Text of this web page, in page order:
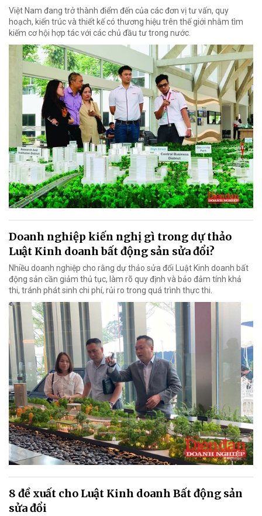
Việt Nam đang trở thành điểm đến của các đơn vị tư vấn, quy
hoạch, kiến trúc và thiết kế có thương hiệu trên thế giới nhằm tìm
kiếm cơ hội hợp tác với các chủ đầu tư trong nước.
Doanh nghiệp kiến nghị gì trong dự thảo
Luật Kinh doanh bất động sản sửa đổi?
Nhiều doanh nghiệp cho rằng dự thảo sửa đổi Luật Kinh doanh bất
động sản cần giảm thủ tục, làm rõ quy định và bảo đảm tính khả
thi, tránh phát sinh chi phí, rủi ro trong quá trình thực thi.
8 đề xuất cho Luật Kinh doanh Bất động sản
sửa đổi